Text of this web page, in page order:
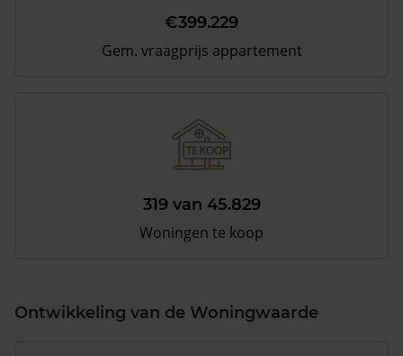
€399.229
Gem. vraagprijs appartement
319 van 45.829
Woningen te koop
Ontwikkeling van de Woningwaarde